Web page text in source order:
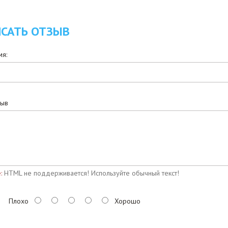
ОТЗЫВ
HTML не поддерживается! Используйте обычный текст!
Хорошо